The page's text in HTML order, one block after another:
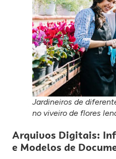
Jardineiros de
no viveiro de flores
Arquivos Digitais:
e Modelos de